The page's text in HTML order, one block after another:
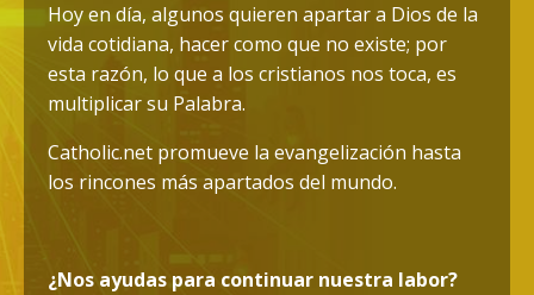
Hoy en día, algunos quieren apartar a Dios de la
vida cotidiana, hacer como que no existe; por
esta razón, lo que a los cristianos nos toca, es
multiplicar su Palabra.
Catholic.net promueve la evangelización hasta
los rincones más apartados del mundo.
¿Nos ayudas para continuar nuestra labor?